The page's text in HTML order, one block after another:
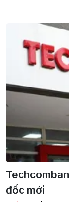
đốc mới